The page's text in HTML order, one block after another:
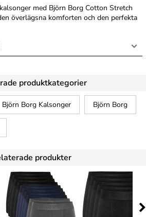
med Björn Borg Cotton Stretch
överlägsna komforten och den perfekta
produktkategorier
Björn Borg Kalsonger Björn Borg
produkter